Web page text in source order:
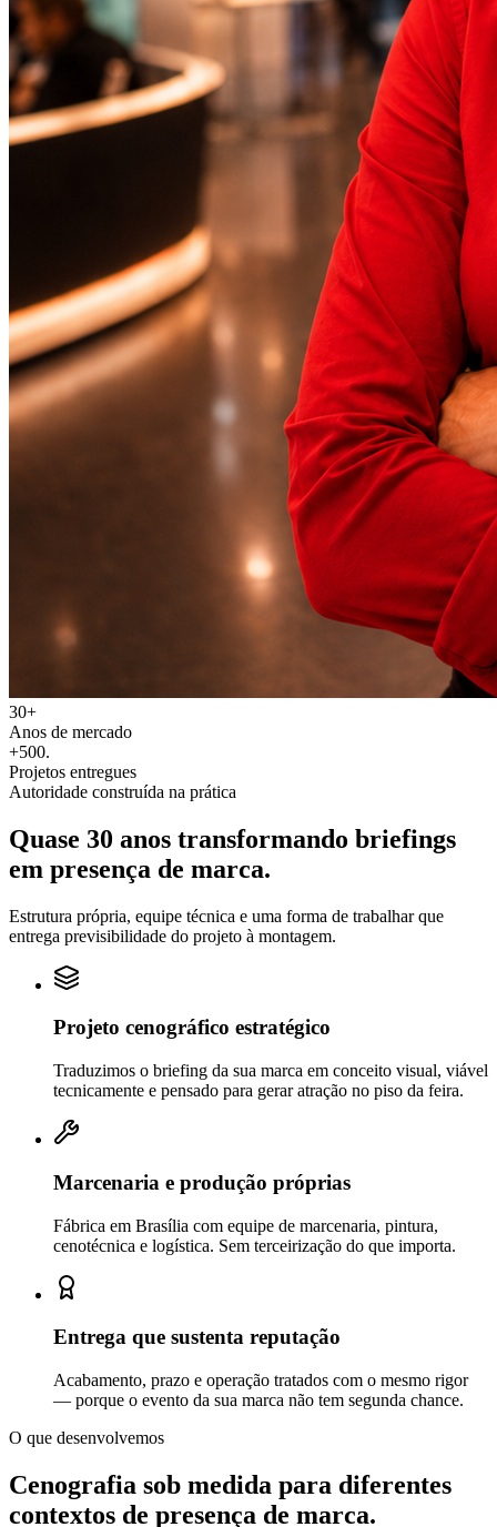
30+
Anos de mercado
+500.
Projetos entregues
Autoridade construída na prática
Quase 30 anos transformando briefings
em presença de marca.
Estrutura própria, equipe técnica e uma forma de trabalhar que
entrega previsibilidade do projeto à montagem.
Projeto cenográfico estratégico
Traduzimos o briefing da sua marca em conceito visual, viável
tecnicamente e pensado para gerar atração no piso da feira.
Marcenaria e produção próprias
Fábrica em Brasília com equipe de marcenaria, pintura,
cenotécnica e logística. Sem terceirização do que importa.
Entrega que sustenta reputação
Acabamento, prazo e operação tratados com o mesmo rigor
— porque o evento da sua marca não tem segunda chance.
O que desenvolvemos
Cenografia sob medida para diferentes
contextos de presença de marca.